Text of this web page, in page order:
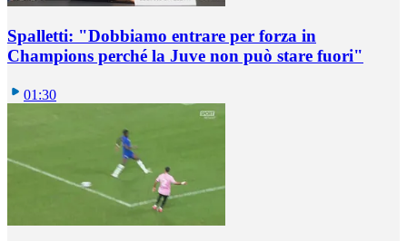
Spalletti: "Dobbiamo entrare per forza in
Champions perché la Juve non può stare fuori"
01:30